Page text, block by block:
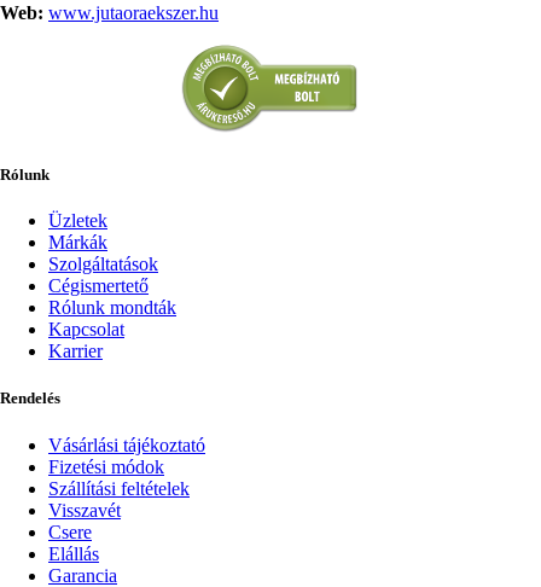
Web: www.jutaoraekszer.hu
Rólunk
Üzletek
Márkák
Szolgáltatások
Cégismertető
Rólunk mondták
Kapcsolat
Karrier
Rendelés
Vásárlási tájékoztató
Fizetési módok
Szállítási feltételek
Visszavét
Csere
Elállás
Garancia